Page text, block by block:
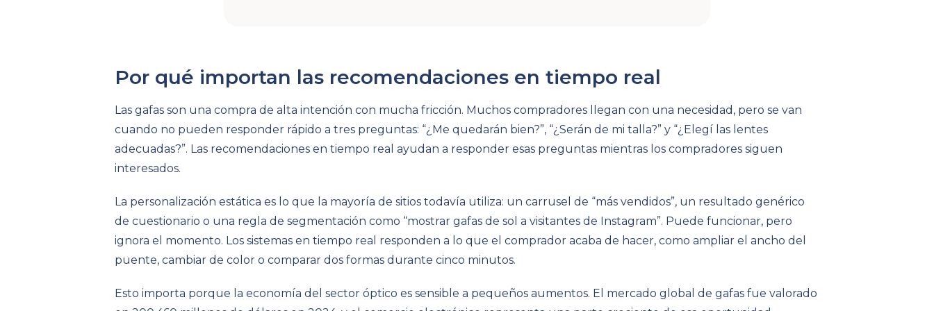
Por qué importan las recomendaciones en tiempo real
Las gafas son una compra de alta intención con mucha fricción. Muchos compradores llegan con una necesidad, pero se van
cuando no pueden responder rápido a tres preguntas: “¿Me quedarán bien?”, “¿Serán de mi talla?” y “¿Elegí las lentes
adecuadas?”. Las recomendaciones en tiempo real ayudan a responder esas preguntas mientras los compradores siguen
interesados.
La personalización estática es lo que la mayoría de sitios todavía utiliza: un carrusel de “más vendidos”, un resultado genérico
de cuestionario o una regla de segmentación como “mostrar gafas de sol a visitantes de Instagram”. Puede funcionar, pero
ignora el momento. Los sistemas en tiempo real responden a lo que el comprador acaba de hacer, como ampliar el ancho del
puente, cambiar de color o comparar dos formas durante cinco minutos.
Esto importa porque la economía del sector óptico es sensible a pequeños aumentos. El mercado global de gafas fue valorado